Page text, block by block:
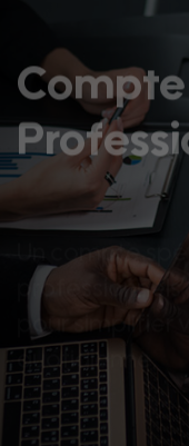
Compte
Un compte
pour simplifier
quotidienne.